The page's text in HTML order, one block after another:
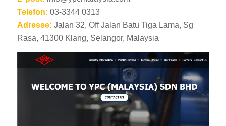
Telefon: 03-3344 0313
Adresse: Jalan 32, Off Jalan Batu Tiga Lama, Sg
Rasa, 41300 Klang, Selangor, Malaysia